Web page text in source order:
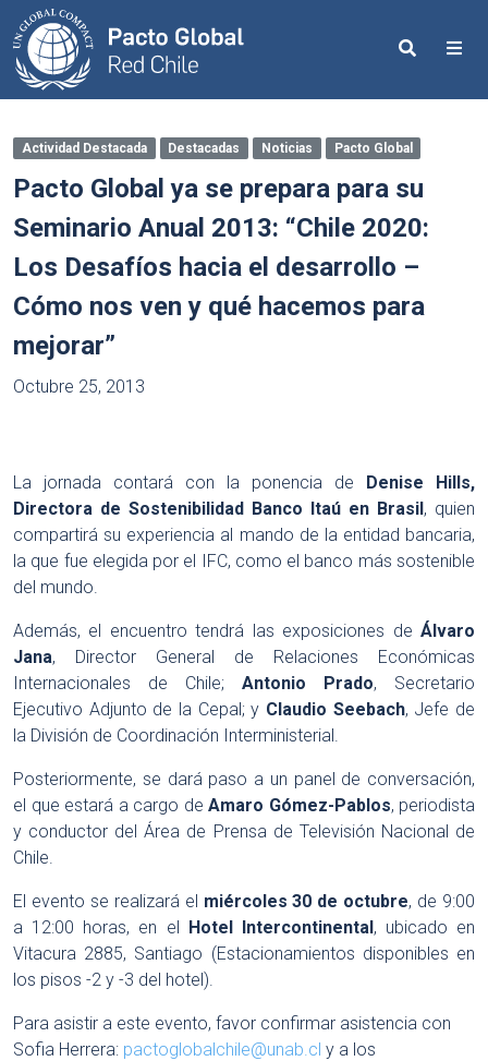
Search
Actividad Destacada Destacadas Noticias Pacto Global
Pacto Global ya se prepara para su
Seminario Anual 2013: “Chile 2020:
Los Desafíos hacia el desarrollo –
Cómo nos ven y qué hacemos para
mejorar”
Octubre 25, 2013
La jornada contará con la ponencia de Denise Hills,
Directora de Sostenibilidad Banco Itaú en Brasil, quien
compartirá su experiencia al mando de la entidad bancaria,
la que fue elegida por el IFC, como el banco más sostenible
del mundo.
Además, el encuentro tendrá las exposiciones de Álvaro
Jana, Director General de Relaciones Económicas
Internacionales de Chile; Antonio Prado, Secretario
Ejecutivo Adjunto de la Cepal; y Claudio Seebach, Jefe de
la División de Coordinación Interministerial.
Posteriormente, se dará paso a un panel de conversación,
el que estará a cargo de Amaro Gómez-Pablos, periodista
y conductor del Área de Prensa de Televisión Nacional de
Chile.
El evento se realizará el miércoles 30 de octubre, de 9:00
a 12:00 horas, en el Hotel Intercontinental, ubicado en
Vitacura 2885, Santiago (Estacionamientos disponibles en
los pisos -2 y -3 del hotel).
Para asistir a este evento, favor confirmar asistencia con
Sofia Herrera: pactoglobalchile@unab.cl y a los